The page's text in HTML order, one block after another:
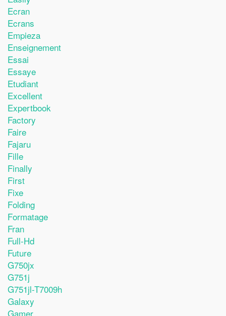
Ecran
Ecrans
Empieza
Enseignement
Essai
Essaye
Etudiant
Excellent
Expertbook
Factory
Faire
Fajaru
Fille
Finally
First
Fixe
Folding
Formatage
Fran
Full-Hd
Future
G750jx
G751j
G751jl-T7009h
Galaxy
Gamer